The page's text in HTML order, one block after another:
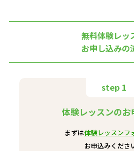
無料体験レッ
お申し込みの
step 1
体験レッスンのお
まずは体験レッスンフ
お申込みくださ